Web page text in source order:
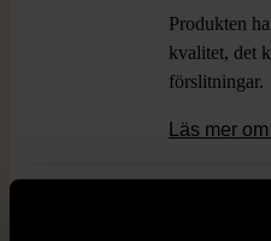
Produkten
kvalitet, det
förslitningar.
Läs mer
Höjd: 45,5